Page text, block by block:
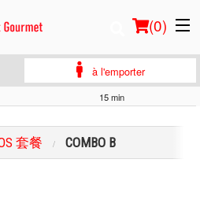
(0)
à l'emporter
15 min
套餐 COMBO B